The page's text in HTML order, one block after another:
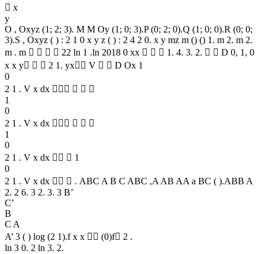
 x
y
O , Oxyz (1; 2; 3). M M Oy (1; 0; 3).P (0; 2; 0).Q (1; 0; 0).R (0; 0;
3).S , Oxyz ( ) : 2 1 0 x y z ( ) : 2 4 2 0. x y mz m () () 1. m 2. m 2.
m . m     22 ln 1 .ln 2018 0 xx    1. 4. 3. 2.   D 0, 1, 0
x x y   2 1. yx V   D Ox 1
0
2 1 . V x dx    
1
0
2 1 . V x dx    
1
0
2 1 . V x dx   1
0
2 1 . V x dx   . ABC A B C ABC ,A AB AA a BC ( ).ABB A
2. 2 6. 3 2. 3. 3 B’
C’
B
C A
A’ 3 ( ) log (2 1).f x x  (0)f 2 .
ln 3 0. 2 ln 3. 2.